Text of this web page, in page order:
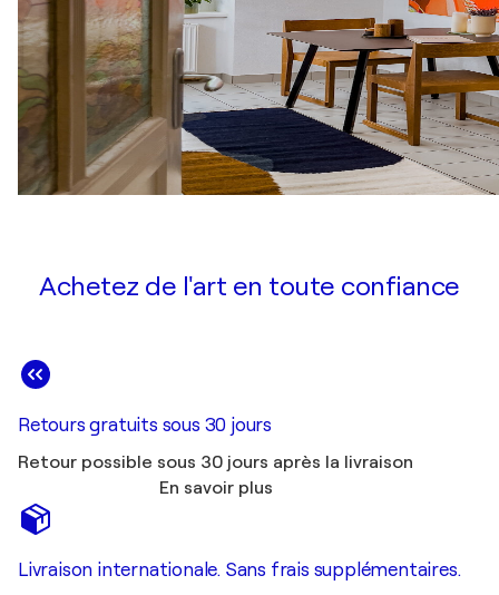
Achetez de l'art en toute confiance
Retours gratuits sous 30 jours
Retour possible sous 30 jours après la livraison
En savoir plus
Livraison internationale. Sans frais supplémentaires.